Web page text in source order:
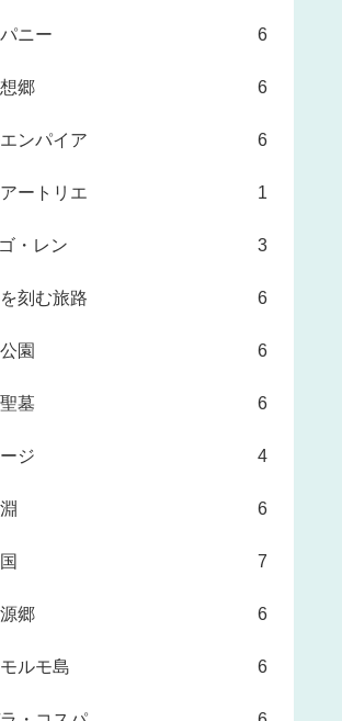
ニー 6
郷 6
ンパイア 6
ートリエ 1
・レン 3
刻む旅路 6
園 6
墓 6
ジ 4
6
7
郷 6
ルモ島 6